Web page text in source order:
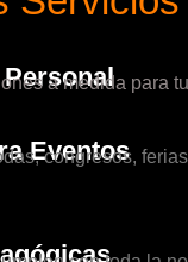
a medida para
Eventos
congresos,